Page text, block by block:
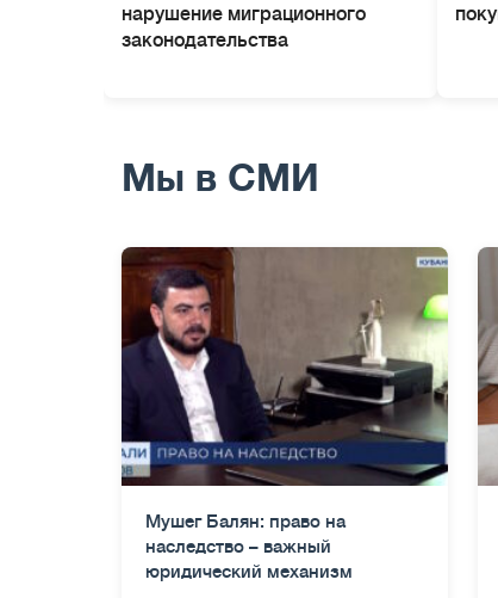
нарушение миграционного
законодательства
Мы в СМИ
Мушег Балян: право на
наследство – важный
юридический механизм